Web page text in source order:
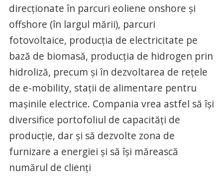
direcţionate în parcuri eoliene onshore şi
offshore (în largul mării), parcuri
fotovoltaice, producţia de electricitate pe
bază de biomasă, producţia de hidrogen prin
hidroliză, precum şi în dezvoltarea de reţele
de e-mobility, staţii de alimentare pentru
maşinile electrice. Compania vrea astfel să îşi
diversifice portofoliul de capacităţi de
producţie, dar şi să dezvolte zona de
furnizare a energiei şi să îşi mărească
numărul de clienţi